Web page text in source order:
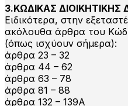
3.ΚΩΔΙΚΑΣ ΔΙΟΙΚΗΤΙΚΗΣ
Ειδικότερα, στην
ακόλουθα άρθρα του
(όπως ισχύουν σήμερα):
άρθρα 23 – 32
άρθρα 44 – 62
άρθρα 63 – 78
άρθρα 81 – 88
άρθρα 132 – 139Α